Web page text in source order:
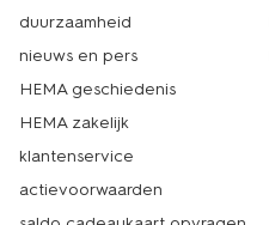
duurzaamheid
nieuws en pers
HEMA geschiedenis
HEMA zakelijk
klantenservice
actievoorwaarden